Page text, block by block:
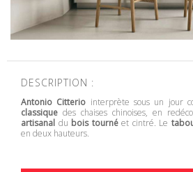
DESCRIPTION :
Antonio Citterio interprète sous un jour
classique des chaises chinoises, en
artisanal du bois tournéet cintré. Le
en deux hauteurs.